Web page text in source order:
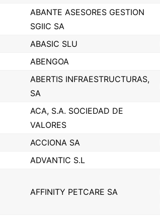
ABANTE ASESORES GESTION
SGIIC SA
ABASIC SLU
ABENGOA
ABERTIS INFRAESTRUCTURAS,
SA
ACA, S.A. SOCIEDAD DE
VALORES
ACCIONA SA
ADVANTIC S.L
AFFINITY PETCARE SA